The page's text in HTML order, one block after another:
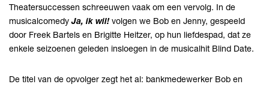
Theatersuccessen schreeuwen vaak om een vervolg. In de
musicalcomedyJa, ik wil!volgen we Bob en Jenny, gespeeld
door Freek Bartels en Brigitte Heitzer, op hun liefdespad, dat ze
enkele seizoenen geleden insloegen in de musicalhit Blind Date.
De titel van de opvolger zegt het al: bankmedewerker Bob en